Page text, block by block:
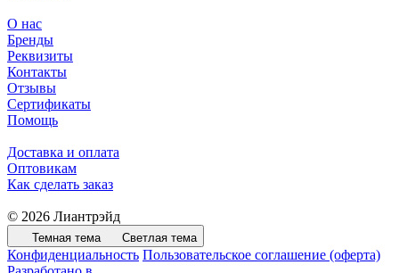
О нас
Бренды
Реквизиты
Контакты
Отзывы
Сертификаты
Помощь
Доставка и оплата
Оптовикам
Как сделать заказ
© 2026 Лиантрэйд
Темная тема Светлая тема
Конфиденциальность Пользовательское соглашение (оферта)